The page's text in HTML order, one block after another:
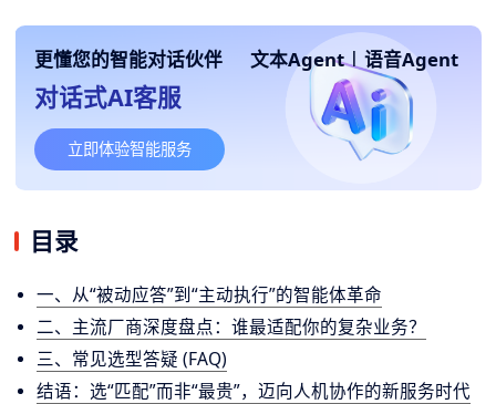
更懂您的智能对话伙伴 文本Agent | 语音Agent
对话式AI客服
立即体验智能服务
目录
一、从“被动应答”到“主动执行”的智能体革命
二、主流厂商深度盘点：谁最适配你的复杂业务？
三、常见选型答疑 (FAQ)
结语：选“匹配”而非“最贵”，迈向人机协作的新服务时代